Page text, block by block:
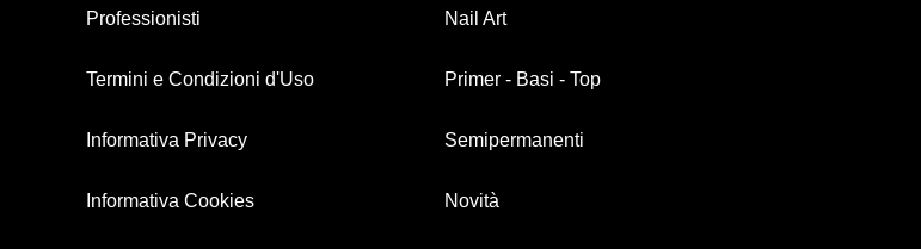
Professionisti
Termini e Condizioni d'Uso
Informativa Privacy
Informativa Cookies
Nail Art
Primer - Basi - Top
Semipermanenti
Novità